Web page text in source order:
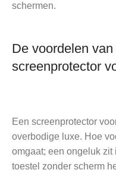
schermen.
De voordelen
screenprotector
Een screenprotector
overbodige luxe. Hoe
omgaat; een ongeluk
toestel zonder scherm